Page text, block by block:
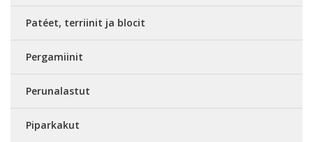
Patéet, terriinit ja blocit
Pergamiinit
Perunalastut
Piparkakut